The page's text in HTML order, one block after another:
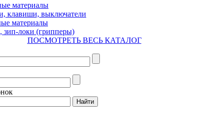
материалы
клавиши, выключатели
материалы
зип-локи (грипперы)
ПОСМОТРЕТЬ ВЕСЬ КАТАЛОГ